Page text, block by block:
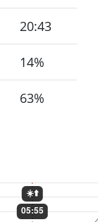
20:43
14%
63%